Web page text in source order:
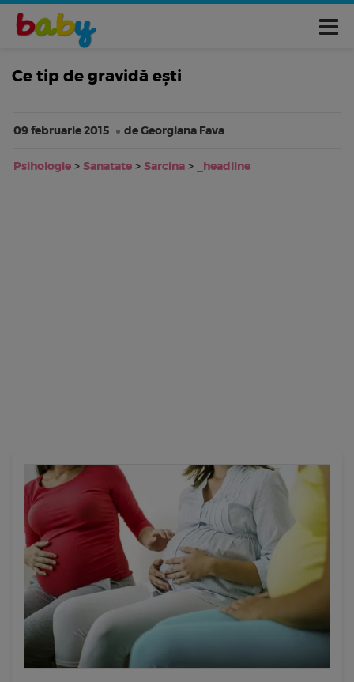
Ce tip de gravidă eşti
09 februarie 2015 de Georgiana Fava
Psihologie > Sanatate > Sarcina > _headline